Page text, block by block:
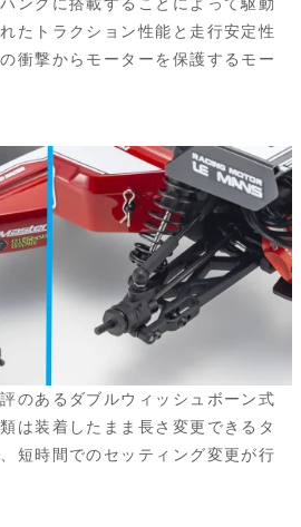
たトラクション性能と走行安定性
衝撃からモーターを保護するモー
のあるダブルウィッシュボーン式
は装着したまま長さ変更できるタ
短時間でのセッティング変更が行